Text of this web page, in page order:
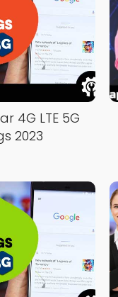
4G LTE 5G
2023